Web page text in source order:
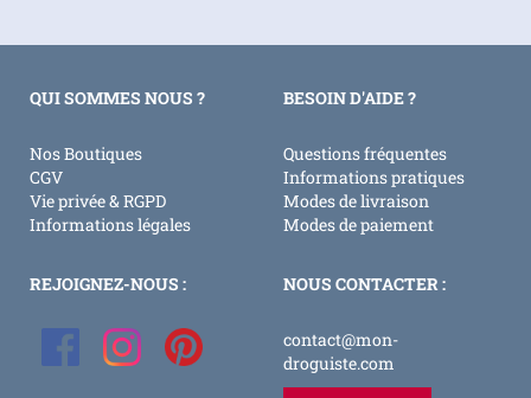
QUI SOMMES NOUS ?
Nos Boutiques
CGV
Vie privée & RGPD
Informations légales
BESOIN D'AIDE ?
Questions fréquentes
Informations pratiques
Modes de livraison
Modes de paiement
REJOIGNEZ-NOUS : NOUS CONTACTER :
contact@mon-
droguiste.com